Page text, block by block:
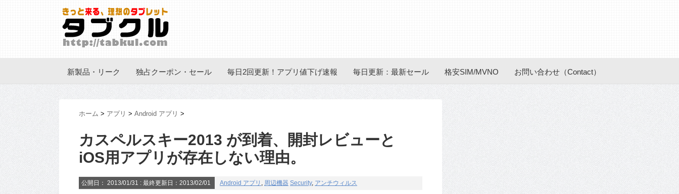
新製品・リーク 独占クーポン・セール 毎日2回更新！アプリ値下げ速報 毎日更新：最新セール 格安SIM/MVNO お問い合わせ（Contact）
ホーム > アプリ > Android アプリ >
カスペルスキー2013 が到着、開封レビューと
iOS用アプリが存在しない理由。
公開日： 2013/01/31 : 最終更新日：2013/02/01 Android アプリ , 周辺機器 Security, アンチウィルス